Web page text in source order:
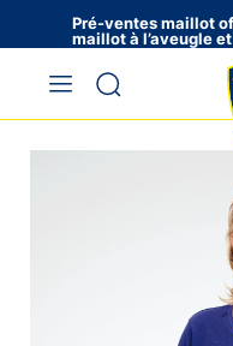
Pré-ventes maillot
maillot à l’aveugle
en VIP !